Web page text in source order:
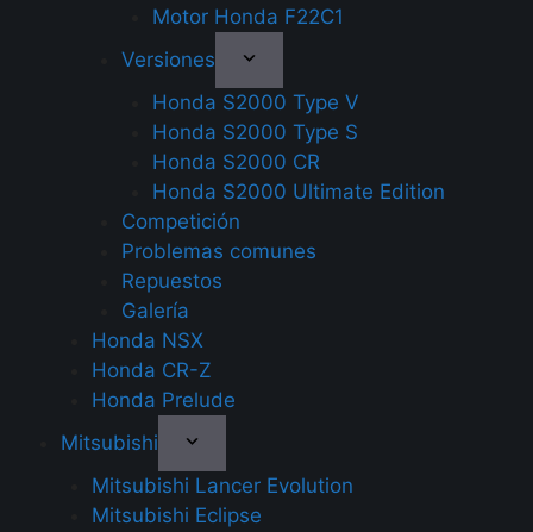
Motor Honda F22C1
Versiones
Honda S2000 Type V
Honda S2000 Type S
Honda S2000 CR
Honda S2000 Ultimate Edition
Competición
Problemas comunes
Repuestos
Galería
Honda NSX
Honda CR-Z
Honda Prelude
Mitsubishi
Mitsubishi Lancer Evolution
Mitsubishi Eclipse